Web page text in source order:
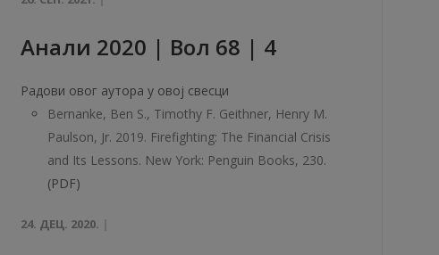
Анали 2020 | Вол 68 | 4
Радови овог аутора у овој свесци
Bernanke, Ben S., Timothy F. Geithner, Henry M.
Paulson, Jr. 2019. Firefighting: The Financial Crisis
and Its Lessons. New York: Penguin Books, 230.
(PDF)
24. ДЕЦ. 2020.